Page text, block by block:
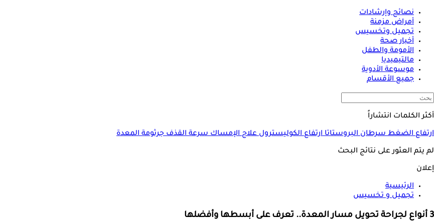
نصائح وإرشادات
أمراض مزمنة
تجميل وتخسيس
أخبار صحة
الأمومة والطفل
مالتيميديا
موسوعة الأدوية
جميع الأقسام
أكثر الكلمات انتشاراً
ارتفاع الضغطسرطان البروستاتاارتفاع الكوليسترولعلاج الإمساكسرعة القذفجرثومة المعدة
لم يتم العثور على نتائج البحث
إعلان
الرئيسية
تجميل و تخسيس
3 أنواع لجراحة تحويل مسار المعدة.. تعرف على أبسطها وأفضلها